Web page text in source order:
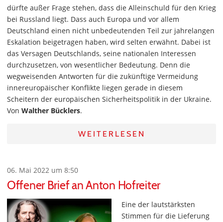
dürfte außer Frage stehen, dass die Alleinschuld für den Krieg
bei Russland liegt. Dass auch Europa und vor allem
Deutschland einen nicht unbedeutenden Teil zur jahrelangen
Eskalation beigetragen haben, wird selten erwähnt. Dabei ist
das Versagen Deutschlands, seine nationalen Interessen
durchzusetzen, von wesentlicher Bedeutung. Denn die
wegweisenden Antworten für die zukünftige Vermeidung
innereuropäischer Konflikte liegen gerade in diesem
Scheitern der europäischen Sicherheitspolitik in der Ukraine.
Von Walther Bücklers.
WEITERLESEN
06. Mai 2022 um 8:50
Offener Brief an Anton Hofreiter
Eine der lautstärksten
Stimmen für die Lieferung